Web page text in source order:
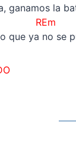
ganamos la
REm
que ya no se